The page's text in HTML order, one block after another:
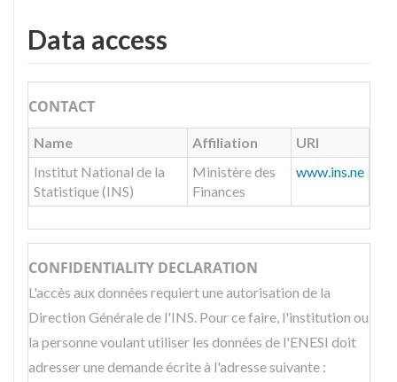
Data access
CONTACT
Name Affiliation
URI
Institut National de la
Statistique (INS)
Ministère des
Finances
www.ins.ne
CONFIDENTIALITY DECLARATION
L'accès aux données requiert une autorisation de la
Direction Générale de l'INS. Pour ce faire, l'institution ou
la personne voulant utiliser les données de l'ENESI doit
adresser une demande écrite à l'adresse suivante :